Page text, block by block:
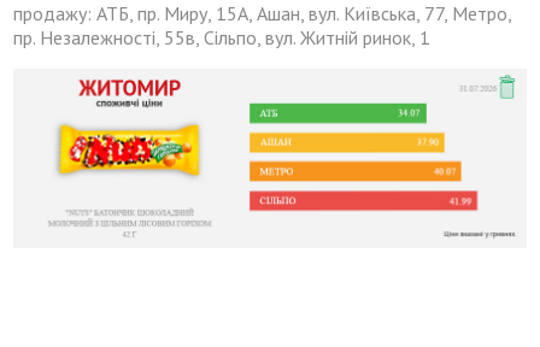
продажу: АТБ, пр. Миру, 15А, Ашан, вул. Київська, 77, Метро,
пр. Незалежності, 55в, Сільпо, вул. Житній ринок, 1